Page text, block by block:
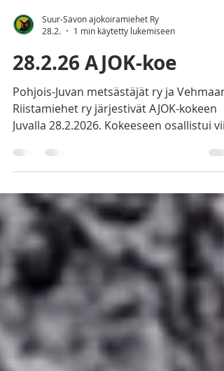
28.2.
1 min käytetty lukemiseen
28.2.26 AJOK-koe
Pohjois-Juvan metsästäjät ry ja Vehmaan
Juvalla 28.2.2026. Kokeeseen osallistui
suomenajokoiraa. Keli oli koirille ilmeisen
raskas, lumessa oli pieni kerros kantavaa,
jonka jälkeen hanki upotti koiran pohjia
myöten! Ihmisillehän ilma oli mitä
loistavin, kevättä alkaa olemaan jo
näkyvissä. Tuloksia kokeessa tuli 2xAJOK2
sekä 1xAJOK1. Kokeen voitti
ensimmäiseen kokeeseensa startannut
FI39333/20 Arialin Luna, 76,08p, om. Toni